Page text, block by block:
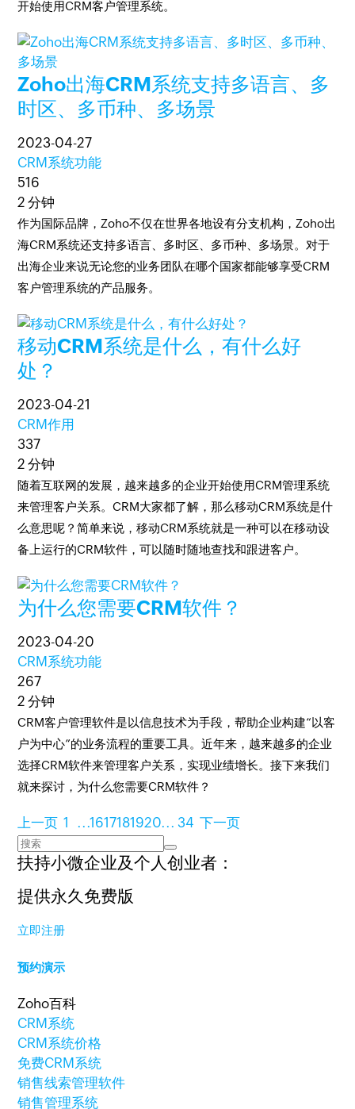
开始使用CRM客户管理系统。
Zoho出海CRM系统支持多语言、多
时区、多币种、多场景
2023-04-27
CRM系统功能
516
2 分钟
作为国际品牌，Zoho不仅在世界各地设有分支机构，Zoho出
海CRM系统还支持多语言、多时区、多币种、多场景。对于
出海企业来说无论您的业务团队在哪个国家都能够享受CRM
客户管理系统的产品服务。
移动CRM系统是什么，有什么好
处？
2023-04-21
CRM作用
337
2 分钟
随着互联网的发展，越来越多的企业开始使用CRM管理系统
来管理客户关系。CRM大家都了解，那么移动CRM系统是什
么意思呢？简单来说，移动CRM系统就是一种可以在移动设
备上运行的CRM软件，可以随时随地查找和跟进客户。
为什么您需要CRM软件？
2023-04-20
CRM系统功能
267
2 分钟
CRM客户管理软件是以信息技术为手段，帮助企业构建“以客
户为中心”的业务流程的重要工具。近年来，越来越多的企业
选择CRM软件来管理客户关系，实现业绩增长。接下来我们
就来探讨，为什么您需要CRM软件？
上一页1 ...1617181920... 34 下一页
扶持小微企业及个人创业者：
提供永久免费版
立即注册
预约演示
Zoho百科
CRM系统
CRM系统价格
免费CRM系统
销售线索管理软件
销售管理系统